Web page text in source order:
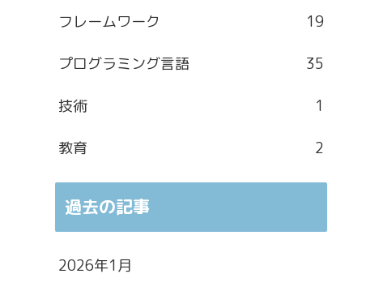
フレームワーク 19
プログラミング言語 35
技術 1
教育 2
過去の記事
2026年1月